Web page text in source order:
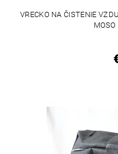
VRECKO NA ČISTENIE